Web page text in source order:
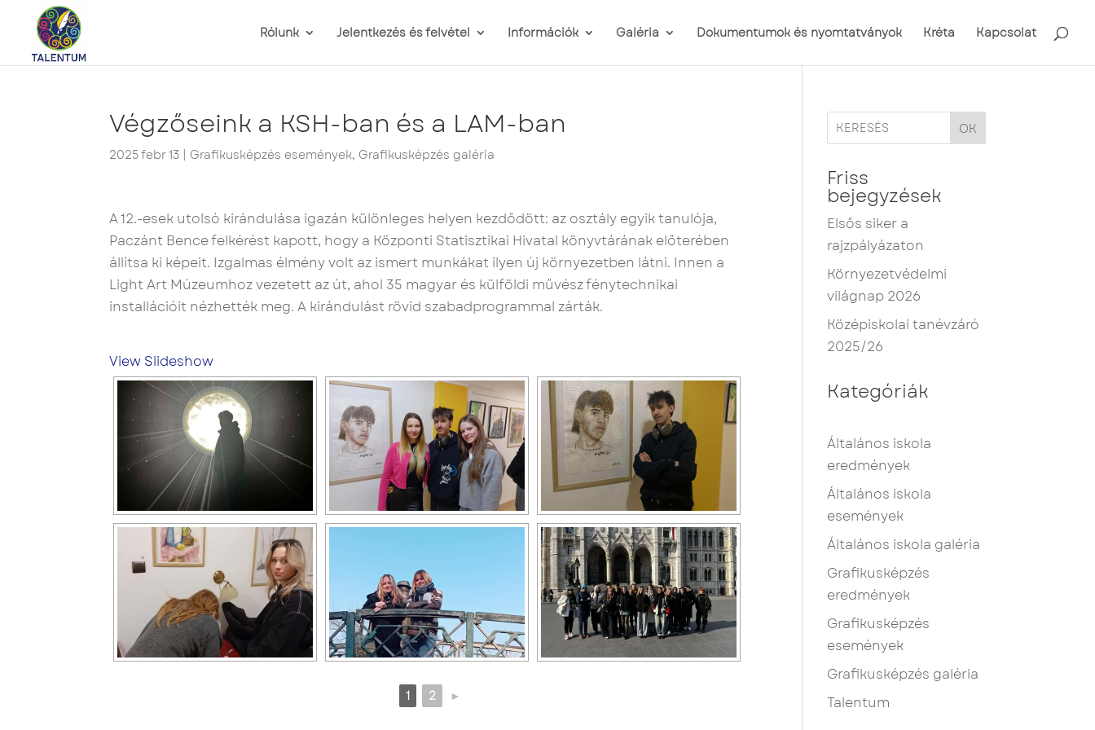
Rólunk Jelentkezés és felvétel Információk Galéria Dokumentumok és nyomtatványok Kréta Kapcsolat
Végzőseink a KSH-ban és a LAM-ban
2025 febr 13 Grafikusképzés események, Grafikusképzés galéria
A 12.-esek utolsó kirándulása igazán különleges helyen kezdődött: az osztály egyik tanulója,
Paczánt Bence felkérést kapott, hogy a Központi Statisztikai Hivatal könyvtárának előterében
állítsa ki képeit. Izgalmas élmény volt az ismert munkákat ilyen új környezetben látni. Innen a
Light Art Múzeumhoz vezetett az út, ahol 35 magyar és külföldi művész fénytechnikai
installációit nézhették meg. A kirándulást rövid szabadprogrammal zárták.
View Slideshow
1 2 ►
OK
Friss
bejegyzések
Elsős siker a
rajzpályázaton
Környezetvédelmi
világnap 2026
Középiskolai tanévzáró
2025/26
Kategóriák
Általános iskola
eredmények
Általános iskola
események
Általános iskola galéria
Grafikusképzés
eredmények
Grafikusképzés
események
Grafikusképzés galéria
Talentum